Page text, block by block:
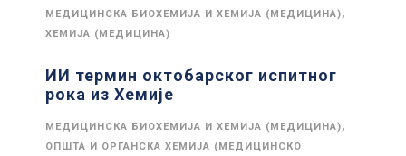
МЕДИЦИНСКА БИОХЕМИЈА И ХЕМИЈА (МЕДИЦИНА),
ХЕМИЈА (МЕДИЦИНА)
ИИ термин октобарског испитног
рока из Хемије
МЕДИЦИНСКА БИОХЕМИЈА И ХЕМИЈА (МЕДИЦИНА),
ОПШТА И ОРГАНСКА ХЕМИЈА (МЕДИЦИНСКО